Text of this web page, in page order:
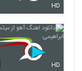
142
HD
HD